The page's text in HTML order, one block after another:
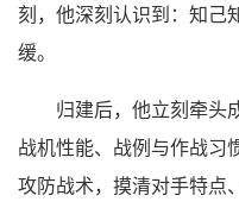
刻，他深刻认识到：知己
缓。
归建后，他立刻牵头
战机性能、战例与作战习
攻防战术，摸清对手特点